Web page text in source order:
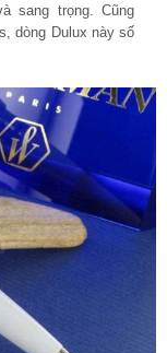
sang trọng. Cũng
dòng Dulux này số